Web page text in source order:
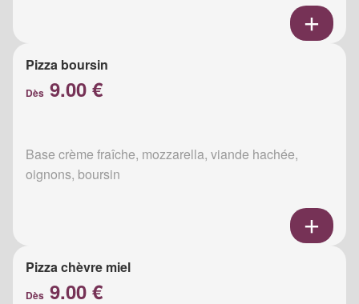
Pizza boursin
Dès 9.00 €
Base crème fraîche, mozzarella, viande hachée,
oignons, boursin
Pizza chèvre miel
Dès 9.00 €